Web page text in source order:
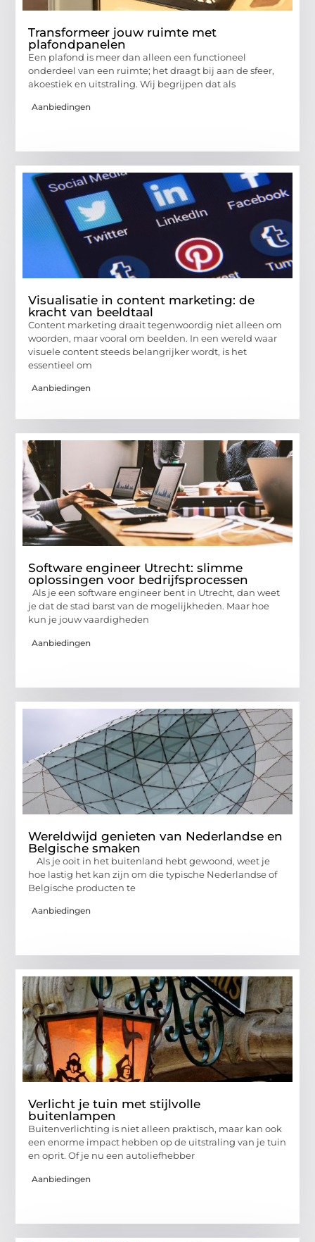
Transformeer jouw ruimte met
plafondpanelen
Een plafond is meer dan alleen een functioneel
onderdeel van een ruimte; het draagt bij aan de sfeer,
akoestiek en uitstraling. Wij begrijpen dat als
Aanbiedingen
Visualisatie in content marketing: de
kracht van beeldtaal
Content marketing draait tegenwoordig niet alleen om
woorden, maar vooral om beelden. In een wereld waar
visuele content steeds belangrijker wordt, is het
essentieel om
Aanbiedingen
Software engineer Utrecht: slimme
oplossingen voor bedrijfsprocessen
Als je een software engineer bent in Utrecht, dan weet
je dat de stad barst van de mogelijkheden. Maar hoe
kun je jouw vaardigheden
Aanbiedingen
Wereldwijd genieten van Nederlandse en
Belgische smaken
Als je ooit in het buitenland hebt gewoond, weet je
hoe lastig het kan zijn om die typische Nederlandse of
Belgische producten te
Aanbiedingen
Verlicht je tuin met stijlvolle
buitenlampen
Buitenverlichting is niet alleen praktisch, maar kan ook
een enorme impact hebben op de uitstraling van je tuin
en oprit. Of je nu een autoliefhebber
Aanbiedingen